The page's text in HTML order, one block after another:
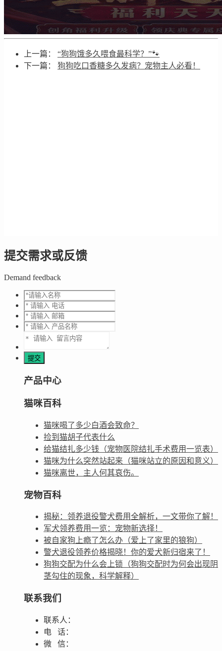
上一篇： “狗狗饿多久喂食最科学？”🐾
下一篇： 狗狗吃口香糖多久发病？宠物主人必看！
提交需求或反馈
Demand feedback
产品中心
猫咪百科
猫咪喝了多少白酒会致命？
捡到猫胡子代表什么
给猫结扎多少钱（宠物医院结扎手术费用一览表）
猫咪为什么突然站起来（猫咪站立的原因和意义）
猫咪离世，主人何其哀伤。
宠物百科
揭秘：领养退役警犬费用全解析，一文带你了解！
军犬领养费用一览：宠物新选择！
被自家狗上瘾了怎么办（爱上了家里的狼狗）
警犬退役领养价格揭晓！你的爱犬新归宿来了！
狗狗交配为什么会上锁（狗狗交配时为何会出现阴
茎勾住的现象，科学解释）
联系我们
联系人：
电 话：
微 信：